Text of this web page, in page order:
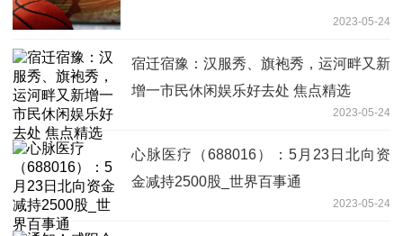
2023-05-24
宿迁宿豫：汉服秀、旗袍秀，运河畔又新
增一市民休闲娱乐好去处 焦点精选
2023-05-24
心脉医疗（688016）：5月23日北向资
金减持2500股_世界百事通
2023-05-24